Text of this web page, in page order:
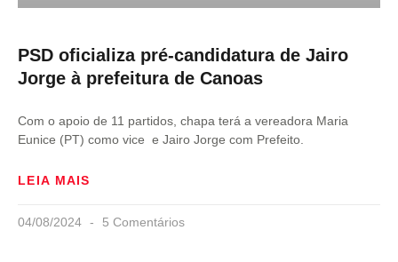
PSD oficializa pré-candidatura de Jairo
Jorge à prefeitura de Canoas
Com o apoio de 11 partidos, chapa terá a vereadora Maria
Eunice (PT) como vice e Jairo Jorge com Prefeito.
LEIA MAIS
04/08/2024 5 Comentários